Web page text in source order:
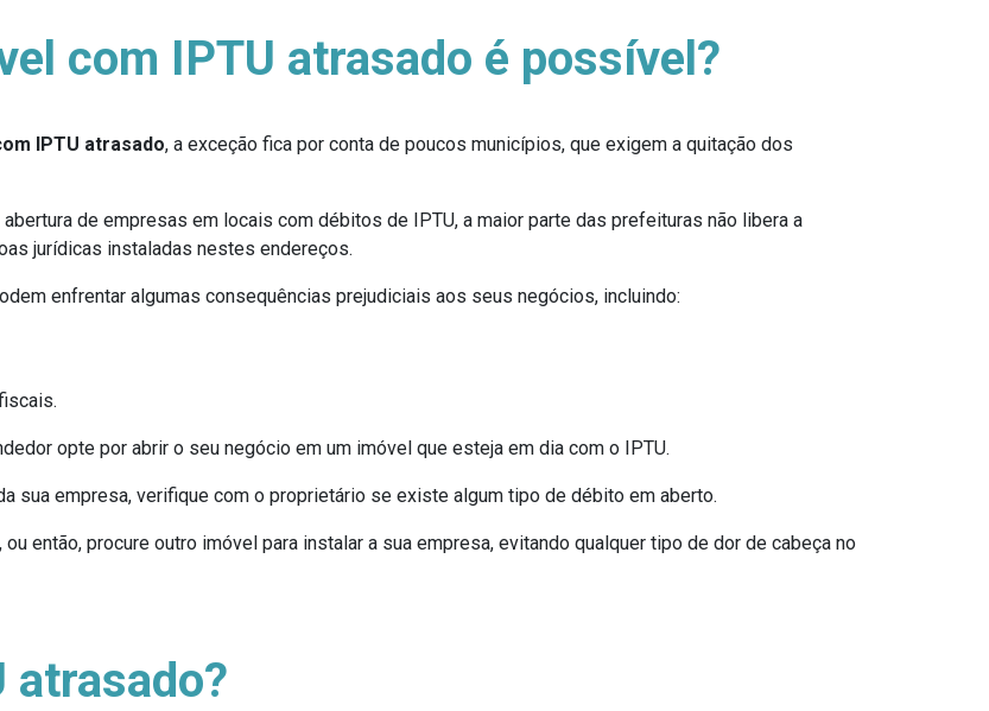
com IPTU atrasado é possível?
IPTU atrasado, a exceção fica por conta de poucos municípios, que exigem a quitação dos
de empresas em locais com débitos de IPTU, a maior parte das prefeituras não libera a
jurídicas instaladas nestes endereços.
enfrentar algumas consequências prejudiciais aos seus negócios, incluindo:
opte por abrir o seu negócio em um imóvel que esteja em dia com o IPTU.
sua empresa, verifique com o proprietário se existe algum tipo de débito em aberto.
então, procure outro imóvel para instalar a sua empresa, evitando qualquer tipo de dor de cabeça no
atrasado?